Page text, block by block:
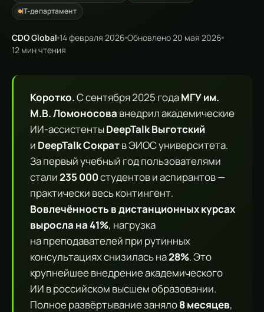
IT-департамент
CDO Global 14 февраля 2026 Обновлено20 мая 2026
12 мин чтения
Коротко.С сентября 2025 годаМГУ им.
М.В. Ломоносова внедрил академические
ИИ-ассистентыDeepTalk Выготский
и DeepTalk Сократв ЭИОС университета.
За первый учебный год пользователями
стали235 000студентов и аспирантов —
практически весь контингент.
Вовлечённость в дистанционных курсах
выросла на 41%, нагрузка
на преподавателей при рутинных
консультациях снизилась на28%. Это
крупнейшее внедрение академического
ИИ в российском высшем образовании.
Полное развёртывание заняло8 месяцев,